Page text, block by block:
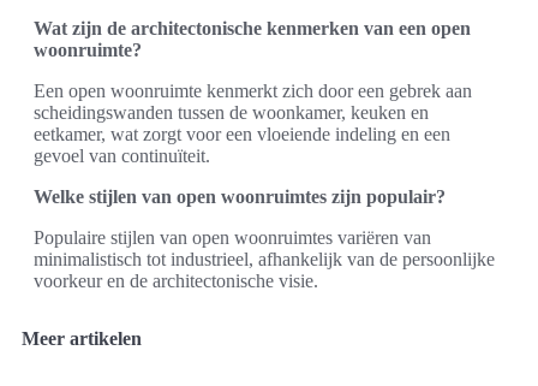
Wat zijn de architectonische kenmerken van een open
woonruimte?
Een open woonruimte kenmerkt zich door een gebrek aan
scheidingswanden tussen de woonkamer, keuken en
eetkamer, wat zorgt voor een vloeiende indeling en een
gevoel van continuïteit.
Welke stijlen van open woonruimtes zijn populair?
Populaire stijlen van open woonruimtes variëren van
minimalistisch tot industrieel, afhankelijk van de persoonlijke
voorkeur en de architectonische visie.
Meer artikelen